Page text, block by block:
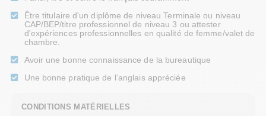
Être titulaire d'un diplôme de niveau Terminale ou niveau
CAP/BEP/titre professionnel de niveau 3 ou attester
d'expériences professionnelles en qualité de femme/valet de
chambre.
Avoir une bonne connaissance de la bureautique
Une bonne pratique de l’anglais appréciée
CONDITIONS MATÉRIELLES